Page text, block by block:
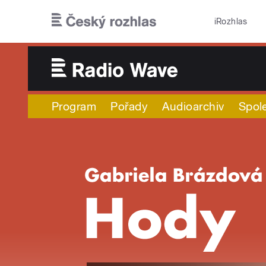
iRozhlas
Program Pořady Audioarchiv